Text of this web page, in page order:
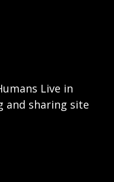
Live in
and sharing site